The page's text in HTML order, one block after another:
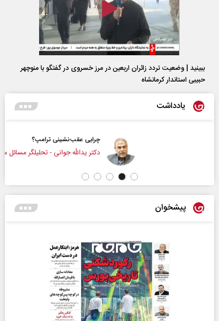
ببینید | وضعیت تردد زائران اربعین در مرز خسروی در گفتگو با منوچهر
حبیبی استاندار کرمانشاه
یادداشت
چرایی عقب‌نشینی ترامپ؟
دکتر یدالله جوانی - تحلیلگر مسائل سیاسی
پیشخوان